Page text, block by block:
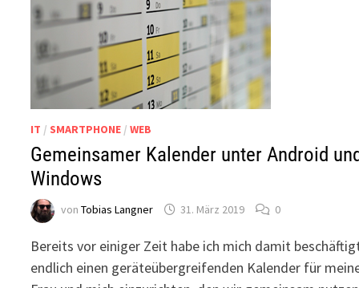
IT / SMARTPHONE /WEB
Gemeinsamer Kalender unter Android und
Windows
vonTobias Langner 31. März 2019 0
Bereits vor einiger Zeit habe ich mich damit
endlich einen geräteübergreifenden Kalender für